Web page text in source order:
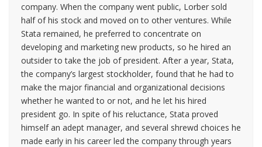
company. When the company went public, Lorber sold
half of his stock and moved on to other ventures. While
Stata remained, he preferred to concentrate on
developing and marketing new products, so he hired an
outsider to take the job of president. After a year, Stata,
the company’s largest stockholder, found that he had to
make the major financial and organizational decisions
whether he wanted to or not, and he let his hired
president go. In spite of his reluctance, Stata proved
himself an adept manager, and several shrewd choices he
made early in his career led the company through years